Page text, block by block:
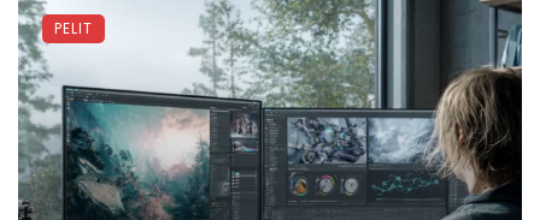
PELIT